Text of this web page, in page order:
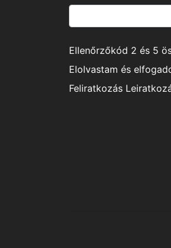
Ellenőrzőkód 2 és 5
Elolvastam és
Feliratkozás